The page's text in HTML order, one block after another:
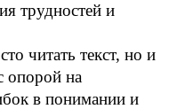
трудностей и
читать текст, но и
опорой на
в понимании и